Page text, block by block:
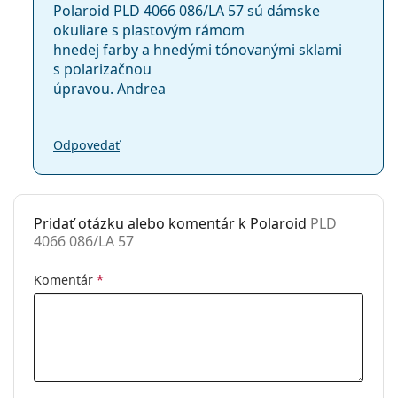
Polaroid PLD 4066 086/LA 57 sú dámske
okuliare s plastovým rámom
hnedej farby a hnedými tónovanými sklami
s polarizačnou
úpravou. Andrea
Odpovedať
Pridať otázku alebo komentár k Polaroid PLD
4066 086/LA 57
Komentár *